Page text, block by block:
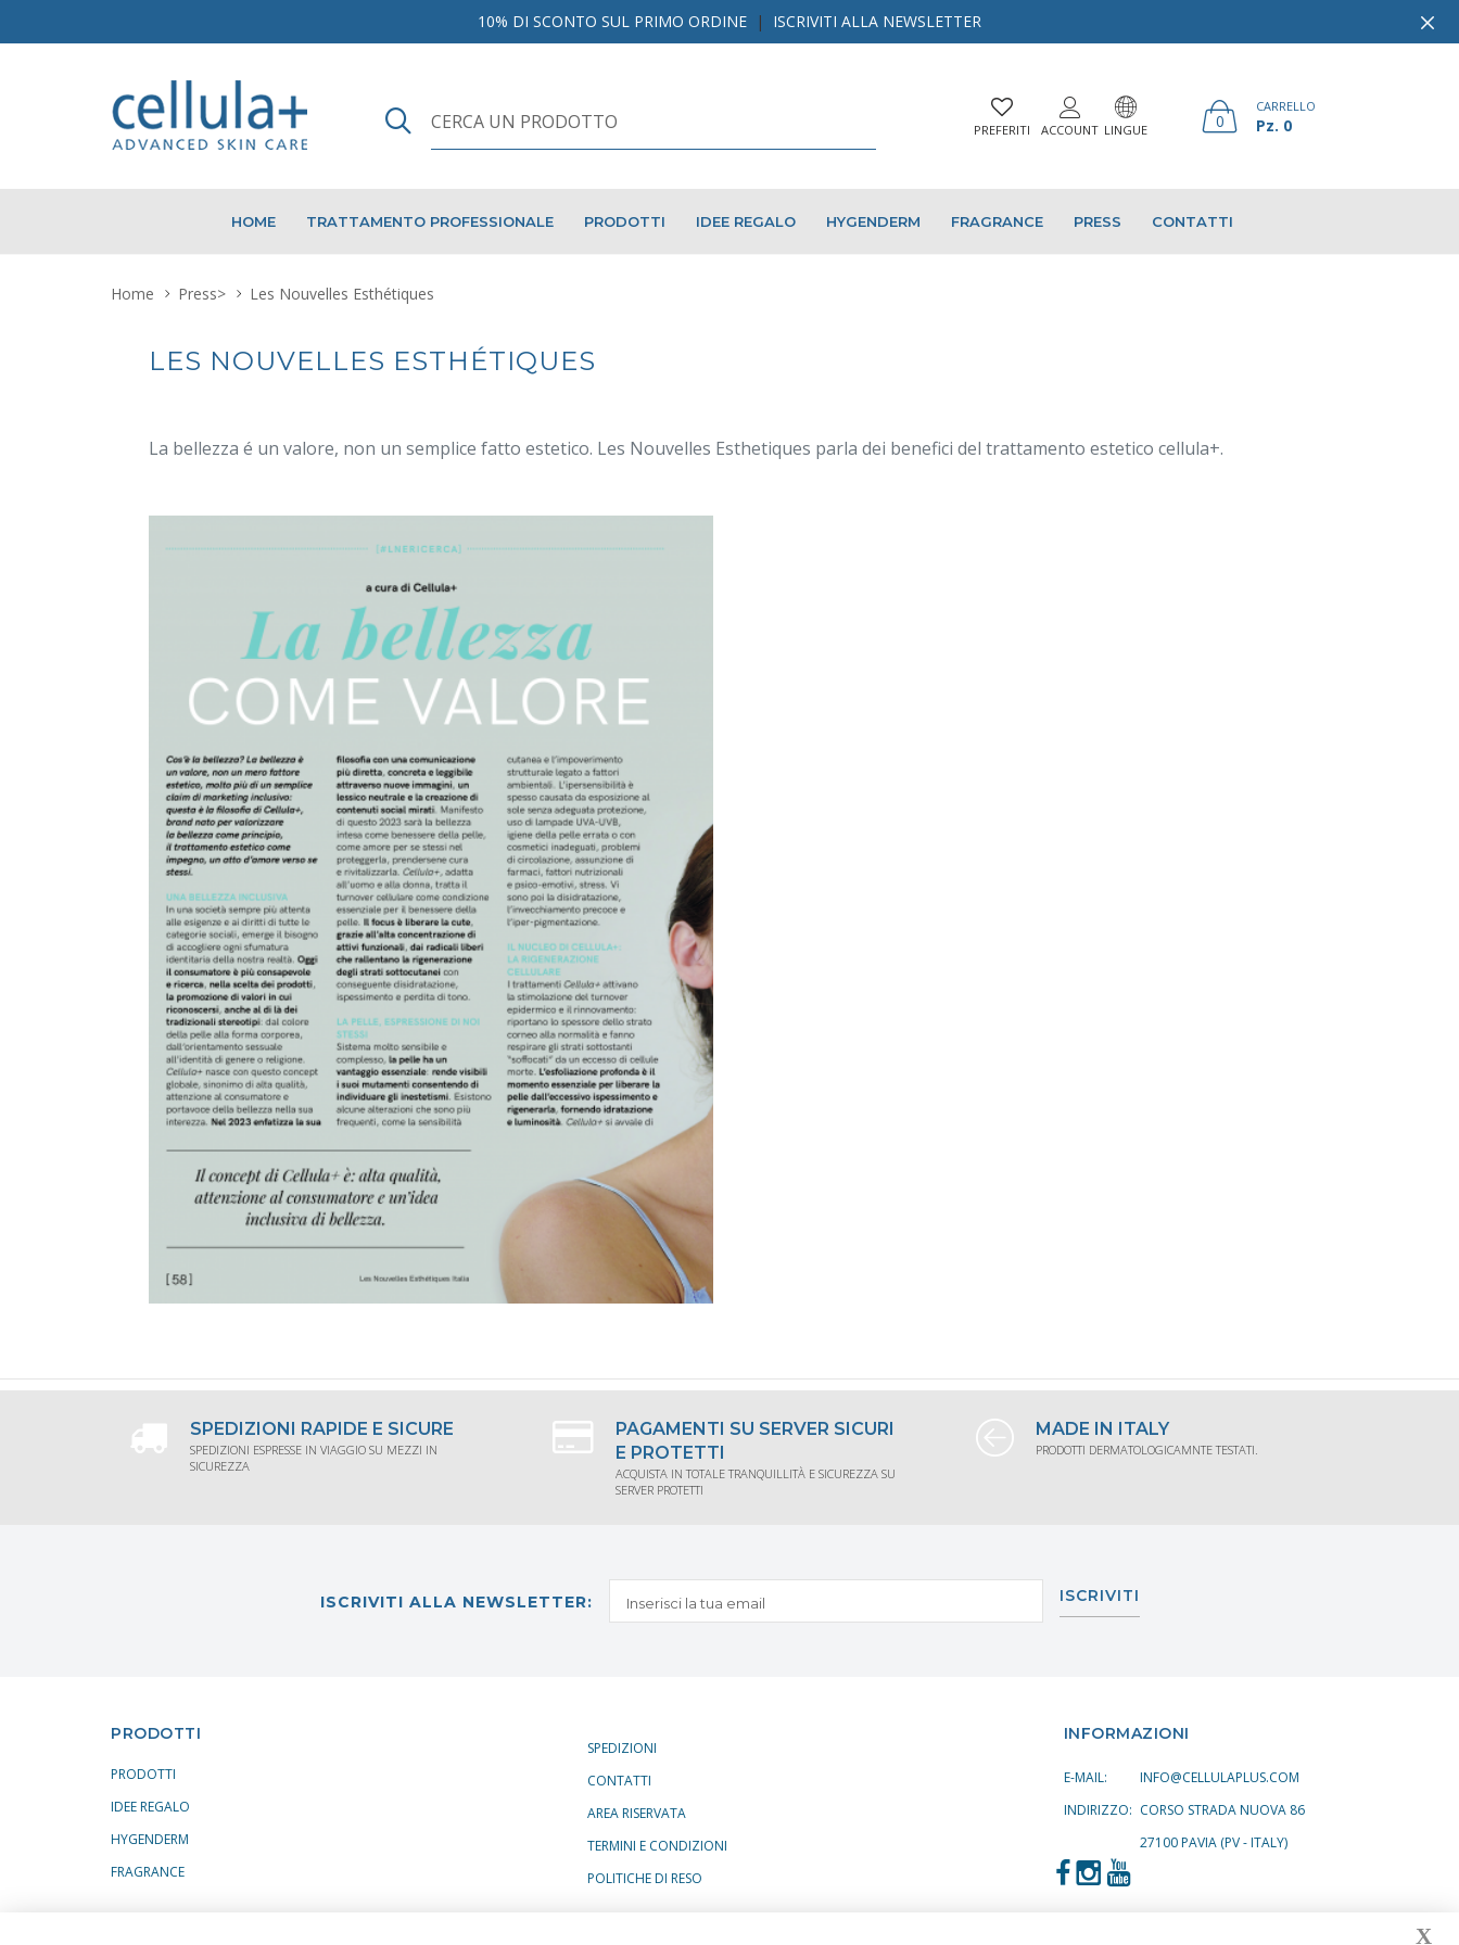
10% DI SCONTO SUL PRIMO ORDINE | ISCRIVITI ALLA NEWSLETTER
PREFERITI ACCOUNT LINGUE 0
CARRELLO
Pz. 0
HOME TRATTAMENTO PROFESSIONALE PRODOTTI IDEE REGALO HYGENDERM FRAGRANCE PRESS CONTATTI
Home Press> Les Nouvelles Esthétiques
LES NOUVELLES ESTHÉTIQUES
La bellezza é un valore, non un semplice fatto estetico. Les Nouvelles Esthetiques parla dei benefici del trattamento estetico cellula+.
SPEDIZIONI RAPIDE E SICURE
SPEDIZIONI ESPRESSE IN VIAGGIO SU MEZZI IN
SICUREZZA
PAGAMENTI SU SERVER SICURI
E PROTETTI
ACQUISTA IN TOTALE TRANQUILLITÀ E SICUREZZA SU
SERVER PROTETTI
MADE IN ITALY
PRODOTTI DERMATOLOGICAMNTE TESTATI.
ISCRIVITI ALLA NEWSLETTER: ISCRIVITI
PRODOTTI
PRODOTTI
IDEE REGALO
HYGENDERM
FRAGRANCE
SPEDIZIONI
CONTATTI
AREA RISERVATA
TERMINI E CONDIZIONI
POLITICHE DI RESO
INFORMAZIONI
E-MAIL:
INFO@CELLULAPLUS.COM
INDIRIZZO: CORSO STRADA NUOVA 86
27100 PAVIA (PV - ITALY)
X